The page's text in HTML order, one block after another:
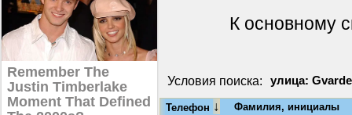
К основному
Условия поиска: улица:
Телефон ↓ Фамилия, инициалы